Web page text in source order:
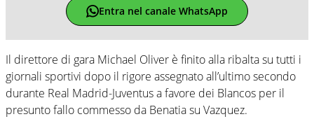
Entra nel canale WhatsApp
Il direttore di gara Michael Oliver è finito alla ribalta su tutti i
giornali sportivi dopo il rigore assegnato all’ultimo secondo
durante Real Madrid-Juventus a favore dei Blancos per il
presunto fallo commesso da Benatia su Vazquez.